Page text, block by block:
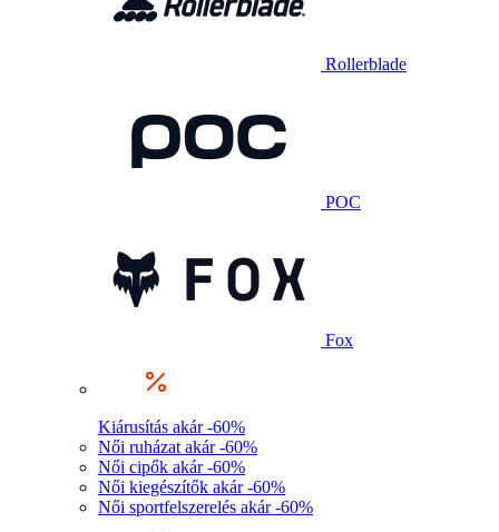
Rollerblade
POC
Fox
Kiárusítás akár -60%
Női ruházat akár -60%
Női cipők akár -60%
Női kiegészítők akár -60%
Női sportfelszerelés akár -60%